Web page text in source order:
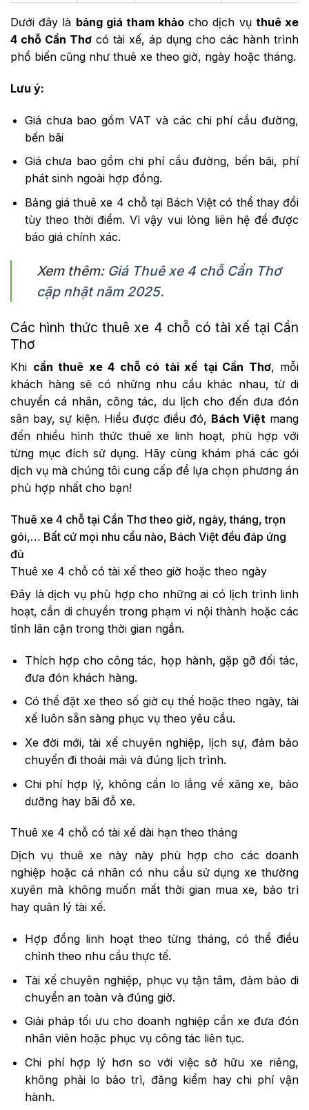
Dưới đây là bảng giá tham khảo cho dịch vụ thuê xe
4 chỗ Cần Thơ có tài xế, áp dụng cho các hành trình
phổ biến cũng như thuê xe theo giờ, ngày hoặc tháng.
Lưu ý:
Giá chưa bao gồm VAT và các chi phí cầu đường,
bến bãi
Giá chưa bao gồm chi phí cầu đường, bến bãi, phí
phát sinh ngoài hợp đồng.
Bảng giá thuê xe 4 chỗ tại Bách Việt có thể thay đổi
tùy theo thời điểm. Vì vậy vui lòng liên hệ để được
báo giá chính xác.
Xem thêm: Giá Thuê xe 4 chỗ Cần Thơ
cập nhật năm 2025.
Các hình thức thuê xe 4 chỗ có tài xế tại Cần
Thơ
Khi cần thuê xe 4 chỗ có tài xế tại Cần Thơ, mỗi
khách hàng sẽ có những nhu cầu khác nhau, từ di
chuyển cá nhân, công tác, du lịch cho đến đưa đón
sân bay, sự kiện. Hiểu được điều đó, Bách Việt mang
đến nhiều hình thức thuê xe linh hoạt, phù hợp với
từng mục đích sử dụng. Hãy cùng khám phá các gói
dịch vụ mà chúng tôi cung cấp để lựa chọn phương án
phù hợp nhất cho bạn!
Thuê xe 4 chỗ tại Cần Thơ theo giờ, ngày, tháng, trọn
gói,… Bất cứ mọi nhu cầu nào, Bách Việt đều đáp ứng
đủ
Thuê xe 4 chỗ có tài xế theo giờ hoặc theo ngày
Đây là dịch vụ phù hợp cho những ai có lịch trình linh
hoạt, cần di chuyển trong phạm vi nội thành hoặc các
tỉnh lân cận trong thời gian ngắn.
Thích hợp cho công tác, họp hành, gặp gỡ đối tác,
đưa đón khách hàng.
Có thể đặt xe theo số giờ cụ thể hoặc theo ngày, tài
xế luôn sẵn sàng phục vụ theo yêu cầu.
Xe đời mới, tài xế chuyên nghiệp, lịch sự, đảm bảo
chuyến đi thoải mái và đúng lịch trình.
Chi phí hợp lý, không cần lo lắng về xăng xe, bảo
dưỡng hay bãi đỗ xe.
Thuê xe 4 chỗ có tài xế dài hạn theo tháng
Dịch vụ thuê xe này này phù hợp cho các doanh
nghiệp hoặc cá nhân có nhu cầu sử dụng xe thường
xuyên mà không muốn mất thời gian mua xe, bảo trì
hay quản lý tài xế.
Hợp đồng linh hoạt theo từng tháng, có thể điều
chỉnh theo nhu cầu thực tế.
Tài xế chuyên nghiệp, phục vụ tận tâm, đảm bảo di
chuyển an toàn và đúng giờ.
Giải pháp tối ưu cho doanh nghiệp cần xe đưa đón
nhân viên hoặc phục vụ công tác liên tục.
Chi phí hợp lý hơn so với việc sở hữu xe riêng,
không phải lo bảo trì, đăng kiểm hay chi phí vận
hành.